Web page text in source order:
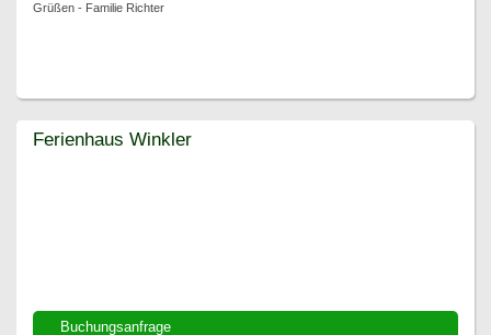
Grüßen - Familie Richter
Ferienhaus Winkler
Buchungsanfrage
Ferienhaus Winkler